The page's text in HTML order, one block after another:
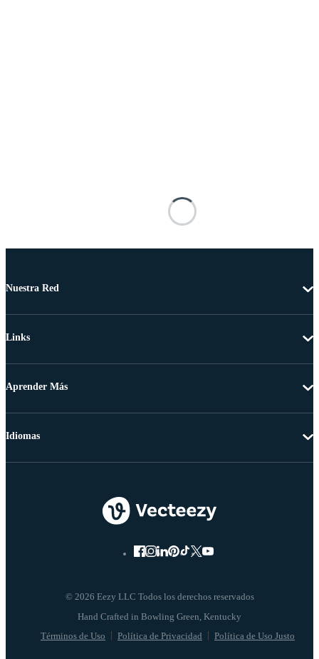
Nuestra Red
Links
Aprender Más
© 2026 Eezy LLC Todos los derechos reservados
Términos de Uso Política de Privacidad Política de Uso Justo
Idiomas